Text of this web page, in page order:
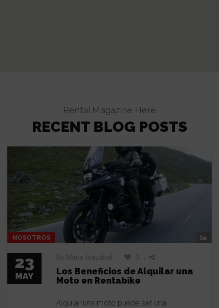
Rental Magazine Here
RECENT BLOG POSTS
NOSOTROS
23
MAY
By María Iriazábal | 0 |
Los Beneficios de Alquilar una
Moto en Rentabike
Alquilar una moto puede ser una